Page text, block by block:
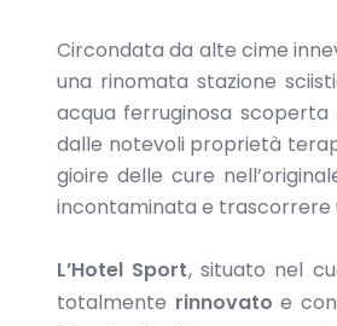
Circondata da alte cime
una rinomata stazione
acqua ferruginosa
dalle notevoli proprietà
gioire delle cure
incontaminata e trascorrere
L’Hotel Sport, situato nel
totalmente rinnovato e